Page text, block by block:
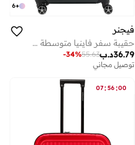
+
6
فيجنر
حقيبة سفر فاينيا متوسطة صلبة قابلة للتوسيع 78 سم سوداء - 612355
د.ب36.79
55.63
-34%
توصيل مجاني
07:56:00